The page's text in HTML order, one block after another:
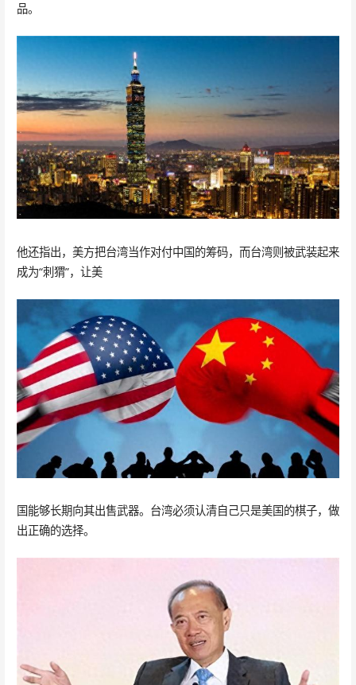
品。
他还指出，美方把台湾当作对付中国的筹码，而台湾则被武装起来
成为“刺猬”，让美
国能够长期向其出售武器。台湾必须认清自己只是美国的棋子，做
出正确的选择。